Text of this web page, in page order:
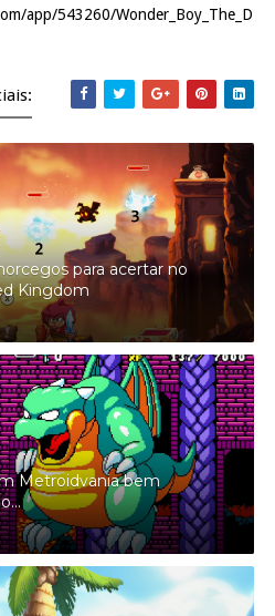
app/543260/Wonder_Boy_The_D
para acertar no
Kingdom
Metroidvania bem